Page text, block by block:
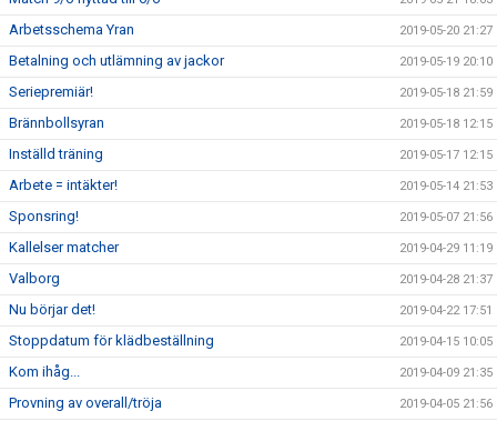
Arbetsschema Yran 2019-05-20 21:27
Betalning och utlämning av jackor 2019-05-19 20:10
Seriepremiär! 2019-05-18 21:59
Brännbollsyran 2019-05-18 12:15
Inställd träning 2019-05-17 12:15
Arbete = intäkter! 2019-05-14 21:53
Sponsring! 2019-05-07 21:56
Kallelser matcher 2019-04-29 11:19
Valborg 2019-04-28 21:37
Nu börjar det! 2019-04-22 17:51
Stoppdatum för klädbeställning 2019-04-15 10:05
Kom ihåg... 2019-04-09 21:35
Provning av overall/tröja 2019-04-05 21:56